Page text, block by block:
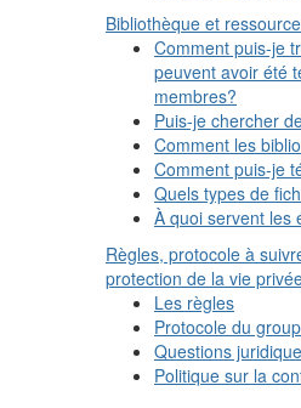
Bibliothèque et
Comment puis-je
peuvent avoir été
membres?
Puis-je chercher
Comment les
Comment puis-je
Quels types de
À quoi servent les
Règles, protocole à
protection de la vie
Les règles
Protocole du
Questions
Politique sur la